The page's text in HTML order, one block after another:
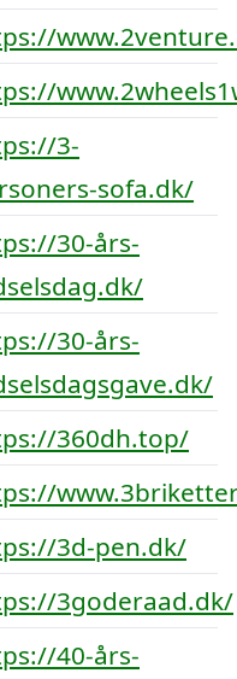
3-
sofa.dk/
30-års-
30-års-
360dh.top/
3d-pen.dk/
3goderaad.dk/
40-års-